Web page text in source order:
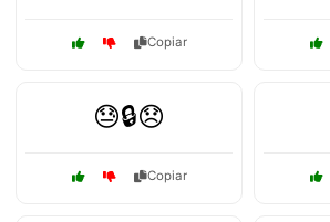
Copiar
😓🔒😞
Copiar